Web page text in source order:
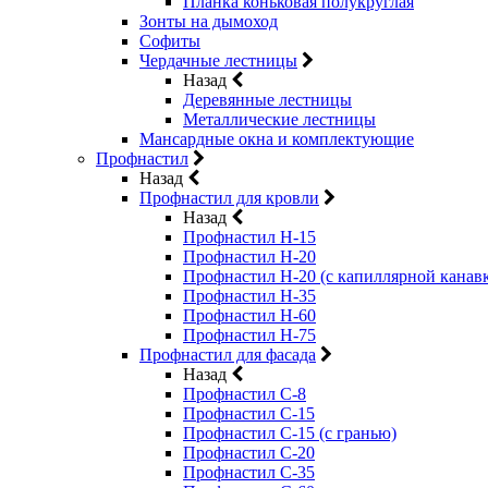
Зонты на дымоход
Софиты
Чердачные лестницы
Назад
Деревянные лестницы
Металлические лестницы
Мансардные окна и комплектующие
Профнастил
Назад
Профнастил для кровли
Назад
Профнастил Н-15
Профнастил Н-20
Профнастил Н-20 (с капиллярной
Профнастил Н-35
Профнастил Н-60
Профнастил Н-75
Профнастил для фасада
Назад
Профнастил С-8
Профнастил С-15
Профнастил С-15 (с гранью)
Профнастил С-20
Профнастил С-35